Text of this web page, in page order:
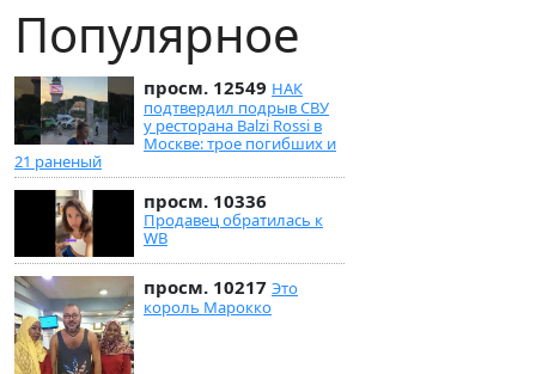
Популярное
просм. 12549 НАК
подтвердил подрыв СВУ
у ресторана Balzi Rossi в
Москве: трое погибших и
21 раненый
просм. 10336
Продавец обратилась к
WB
просм. 10217 Это
король Марокко